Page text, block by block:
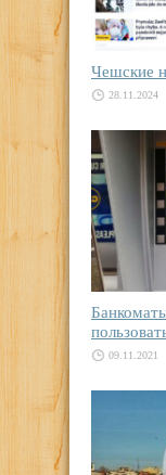
Чешские
28.11.2024
09.11.2021